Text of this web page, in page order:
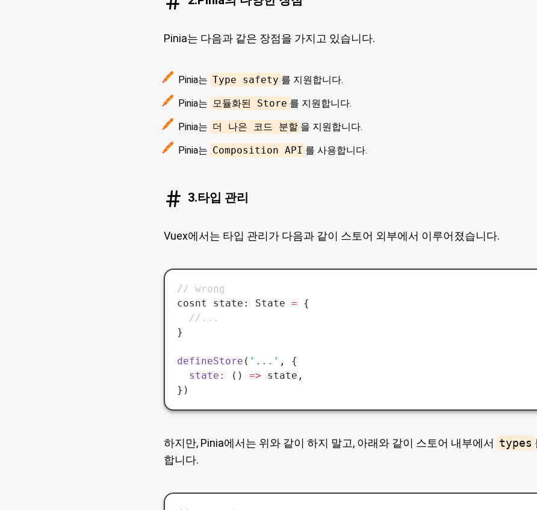
Pinia는 다음과 같은 장점을 가지고 있습니다.
Pinia는 Type safety 를 지원합니다.
Pinia는 모듈화된 Store 를 지원합니다.
Pinia는 더 나은 코드 분할 을 지원합니다.
Pinia는 Composition API 를 사용합니다.
3.타입 관리
Vuex에서는 타입 관리가 다음과 같이 스토어 외부에서 이루어졌습니다.
// wrong
cosnt state : State = {
  //...
}
defineStore ( '...' ,
{
  state
: () => state ,
})
하지만, Pinia에서는 위와 같이 하지 말고, 아래와 같이 스토어 내부에서 types
합니다.